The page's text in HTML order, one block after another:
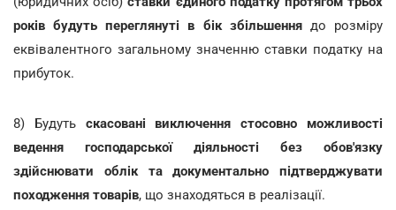
років будуть переглянуті в бік збільшеннядо розміру
еквівалентного загальному значенню ставки податку на
прибуток.
8) Будуть скасовані виключення стосовно можливості
ведення господарської діяльності без обов'язку
здійснювати облік та документально підтверджувати
походження товарів, що знаходяться в реалізації.